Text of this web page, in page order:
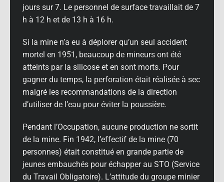
jours sur 7. Le personnel de surface travaillait de 7
h à 12 h et de 13 h à 16 h.
Si la mine n’a eu à déplorer qu’un seul accident
mortel en 1951, beaucoup de mineurs ont été
atteints par la silicose et en sont morts. Pour
gagner du temps, la perforation était réalisée à sec
malgré les recommandations de la direction
d’utiliser de l’eau pour éviter la poussière.
Pendant l’Occupation, aucune production ne sortit
de la mine. Fin 1942, l’effectif de la mine (70
personnes) était constitué en grande partie de
jeunes embauchés pour échapper au STO (Service
du Travail Obligatoire). L’attitude du groupe minier